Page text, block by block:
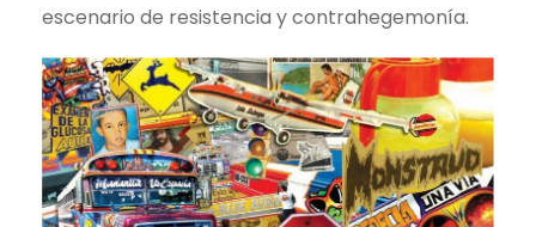
escenario de resistencia y contrahegemonía.